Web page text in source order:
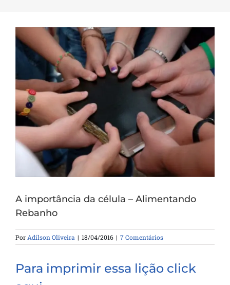
A importância da célula – Alimentando
Rebanho
PorAdilson Oliveira | 18/04/2016 | 7 Comentários
Para imprimir essa lição click